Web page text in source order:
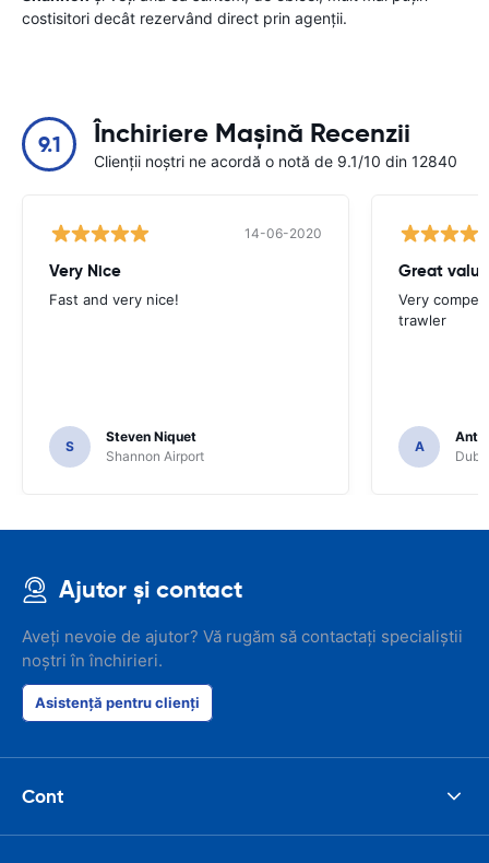
costisitori decât rezervând direct prin agenții.
9.1 Închiriere Mașină Recenzii
Clienții noștri ne acordă o notă de 9.1/10 din 12840
14-06-2020
Very Nice
Fast and very nice!
S
Steven Niquet
Shannon Airport
Great value
Very
trawler
A
Ajutor și contact
Aveți nevoie de ajutor? Vă rugăm să contactați specialiștii
noștri în închirieri.
Asistență pentru clienți
Cont